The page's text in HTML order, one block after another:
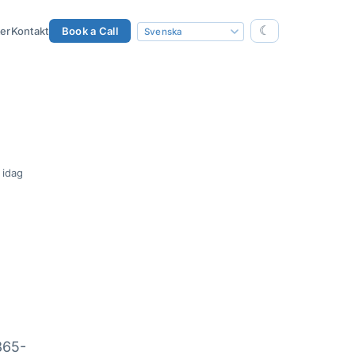
Kontakt Book a Call ☾